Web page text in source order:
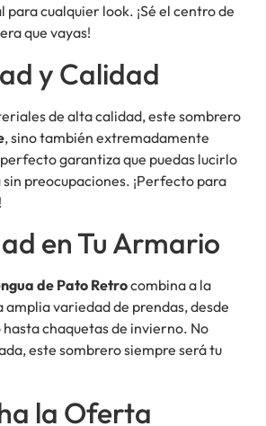
cualquier look. ¡Sé el centro de
que vayas!
y Calidad
de alta calidad, este sombrero
, sino también extremadamente
garantiza que puedas lucirlo
preocupaciones. ¡Perfecto para
en Tu Armario
de Pato Retrocombina a la
amplia variedad de prendas, desde
chaquetas de invierno. No
este sombrero siempre será tu
la Oferta